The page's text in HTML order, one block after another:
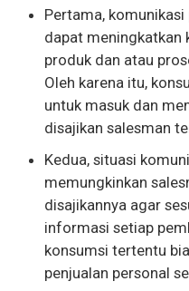
Pertama,
dapat meningkatkan
produk dan atau
Oleh karena itu,
untuk masuk dan
disajikan salesman
Kedua, situasi
memungkinkan
disajikannya agar
informasi setiap
konsumsi tertentu
penjualan personal